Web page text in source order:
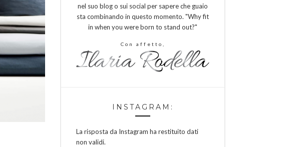
nel suo blog o sui social per sapere che guaio
sta combinando in questo momento. "Why fit
in when you were born to stand out?"
Con affetto,
INSTAGRAM:
La risposta da Instagram ha restituito dati
non validi.